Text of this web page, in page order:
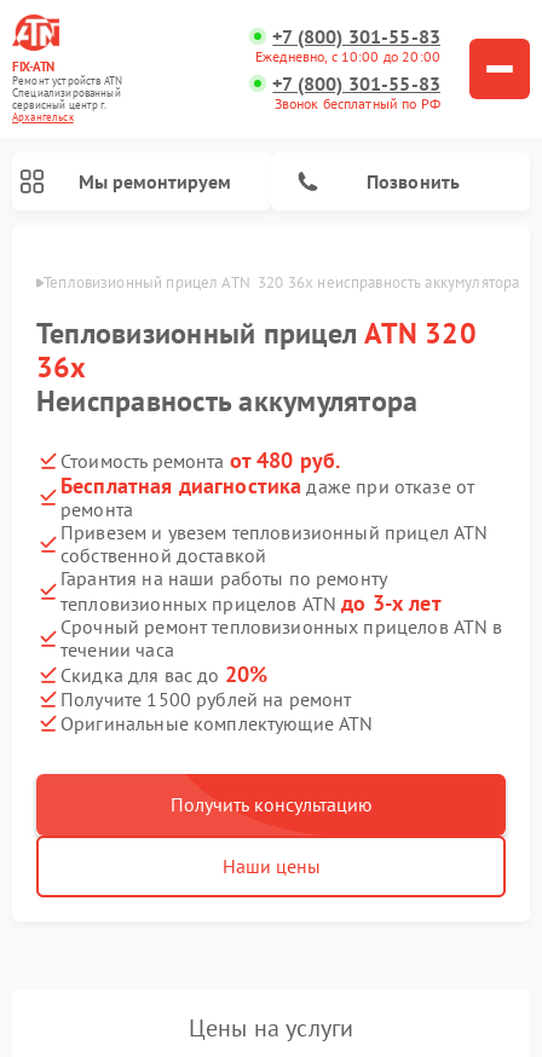
FIX-ATN
Ремонт устройств ATN
Специализированный
cервисный центр г.
Архангельск
+7 (800) 301-55-83
Ежедневно, с 10:00 до 20:00
+7 (800) 301-55-83
Звонок бесплатный по РФ
Мы ремонтируем Позвонить
Тепловизионный прицел ATN  320 36x неисправность аккумулятора
Тепловизионный прицелATN 320
36x
Неисправность аккумулятора
Стоимость ремонта от 480 руб.
Бесплатная диагностика даже при отказе от
ремонта
Привезем и увезем тепловизионный прицел ATN
собственной доставкой
Гарантия на наши работы по ремонту
тепловизионных прицелов ATNдо 3-х лет
Срочный ремонт тепловизионных прицелов ATN в
течении часа
Скидка для вас до 20%
Получите 1500 рублей на ремонт
Оригинальные комплектующие ATN
Получить консультацию
Наши цены
Цены на услуги